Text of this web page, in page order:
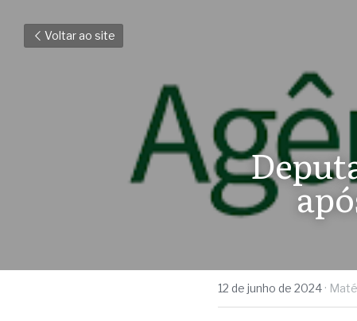
Voltar ao site
12 de junho de 2024 ·